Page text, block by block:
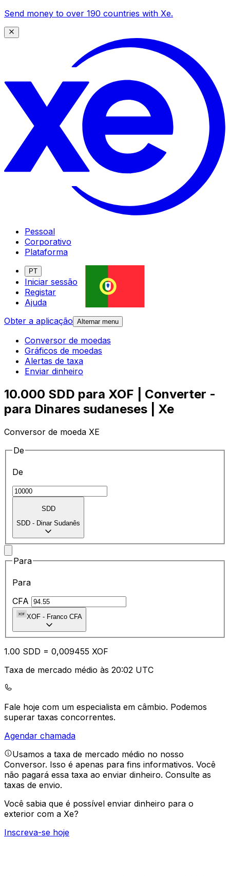
Send money to over 190 countries with Xe.
Pessoal
Corporativo
Plataforma
PT
Iniciar sessão
Registar
Ajuda
Obter a aplicação Alternar menu
Conversor de moedas
Gráficos de moedas
Alertas de taxa
Enviar dinheiro
10.000 SDD para XOF | Converter -
para Dinares sudaneses | Xe
Conversor de moeda XE
De
De
SDD
SDD - Dinar Sudanês
Para
Para
CFA
XOF - Franco CFA
1.00 SDD = 0,009455 XOF
Taxa de mercado médio às 20:02 UTC
Fale hoje com um especialista em câmbio. Podemos
superar taxas concorrentes.
Agendar chamada
Usamos a taxa de mercado médio no nosso
Conversor. Isso é apenas para fins informativos. Você
não pagará essa taxa ao enviar dinheiro. Consulte as
taxas de envio.
Você sabia que é possível enviar dinheiro para o
exterior com a Xe?
Inscreva-se hoje